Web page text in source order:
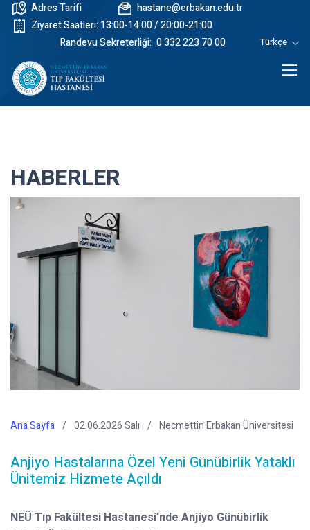
Adres Tarifi
hastane@erbakan.edu.tr
Ziyaret Saatleri: 13:00-14:00 / 20:00-21:00
Randevu Sekreterliği: 0 332 223 70 00 Türkçe
HABERLER
Ana Sayfa 02.06.2026 Salı Necmettin Erbakan Üniversitesi
Anjiyo Hastalarına Özel Yeni Günübirlik Yataklı
Ünitemiz Hizmete Açıldı
NEÜ Tıp Fakültesi Hastanesi’nde Anjiyo Günübirlik